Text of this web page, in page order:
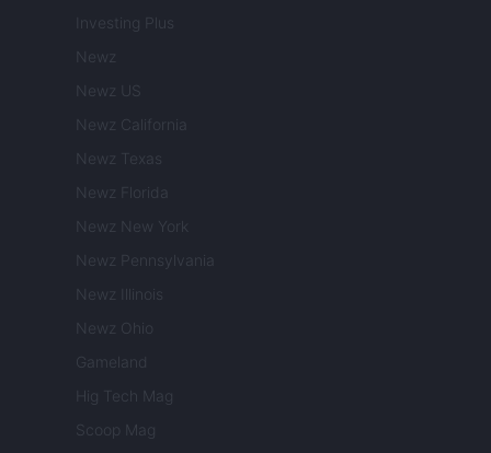
Investing Plus
Newz
Newz US
Newz California
Newz Texas
Newz Florida
Newz New York
Newz Pennsylvania
Newz Illinois
Newz Ohio
Gameland
Hig Tech Mag
Scoop Mag